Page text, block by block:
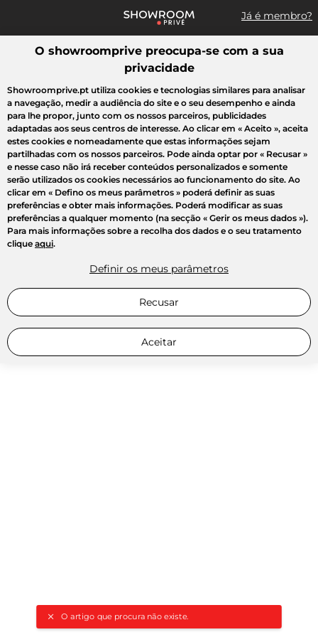
Já é membro?
Pesquisar uma marca, um artigo, uma venda...
O artigo que procura não existe.
Todas as vendas Moda Desporto Casa Criança Beleza
O showroomprive preocupa-se com a sua
privacidade
Showroomprive.pt utiliza cookies e tecnologias similares para analisar
a navegação, medir a audiência do site e o seu desempenho e ainda
para lhe propor, junto com os nossos parceiros, publicidades
adaptadas aos seus centros de interesse. Ao clicar em « Aceito », aceita
estes cookies e nomeadamente que estas informações sejam
partilhadas com os nossos parceiros. Pode ainda optar por « Recusar »
e nesse caso não irá receber conteúdos personalizados e somente
serão utilizados os cookies necessários ao funcionamento do site. Ao
clicar em « Defino os meus parâmetros » poderá definir as suas
preferências e obter mais informações. Poderá modificar as suas
preferências a qualquer momento (na secção « Gerir os meus dados »).
Para mais informações sobre a recolha dos dados e o seu tratamento
clique aqui.
Definir os meus parâmetros
Recusar
Aceitar